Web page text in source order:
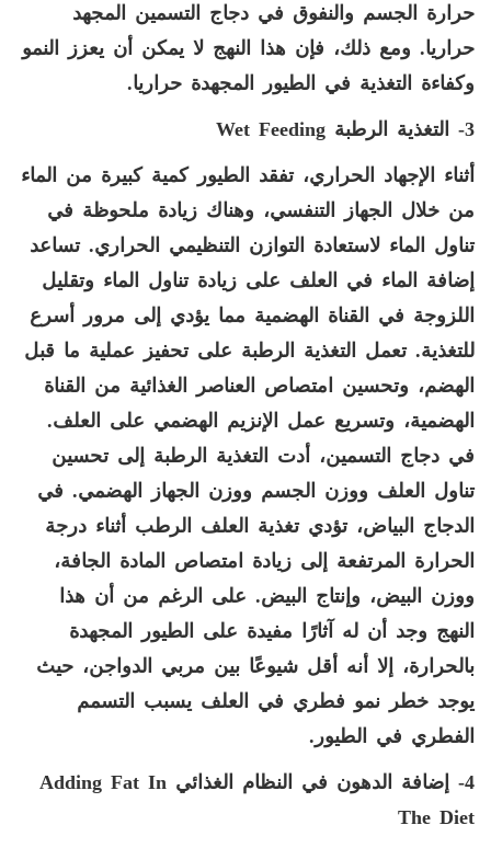
حرارة الجسم والنفوق في دجاج التسمين المجهد
حراريا. ومع ذلك، فإن هذا النهج لا يمكن أن يعزز النمو
وكفاءة التغذية في الطيور المجهدة حراريا.
3- التغذية الرطبة Wet Feeding
أثناء الإجهاد الحراري، تفقد الطيور كمية كبيرة من الماء
من خلال الجهاز التنفسي، وهناك زيادة ملحوظة في
تناول الماء لاستعادة التوازن التنظيمي الحراري. تساعد
إضافة الماء في العلف على زيادة تناول الماء وتقليل
اللزوجة في القناة الهضمية مما يؤدي إلى مرور أسرع
للتغذية. تعمل التغذية الرطبة على تحفيز عملية ما قبل
الهضم، وتحسين امتصاص العناصر الغذائية من القناة
الهضمية، وتسريع عمل الإنزيم الهضمي على العلف.
في دجاج التسمين، أدت التغذية الرطبة إلى تحسين
تناول العلف ووزن الجسم ووزن الجهاز الهضمي. في
الدجاج البياض، تؤدي تغذية العلف الرطب أثناء درجة
الحرارة المرتفعة إلى زيادة امتصاص المادة الجافة،
ووزن البيض، وإنتاج البيض. على الرغم من أن هذا
النهج وجد أن له آثارًا مفيدة على الطيور المجهدة
بالحرارة، إلا أنه أقل شيوعًا بين مربي الدواجن، حيث
يوجد خطر نمو فطري في العلف يسبب التسمم
الفطري في الطيور.
4- إضافة الدهون في النظام الغذائي
Adding Fat In
The Diet